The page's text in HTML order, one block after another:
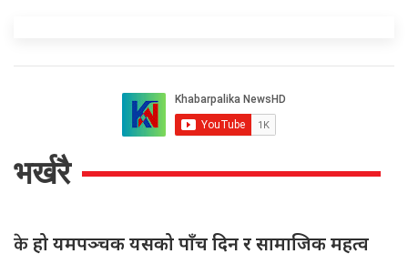
भर्खरै
केहो यमपञ्चक यसको पाँच दिन र सामाजिक महत्व